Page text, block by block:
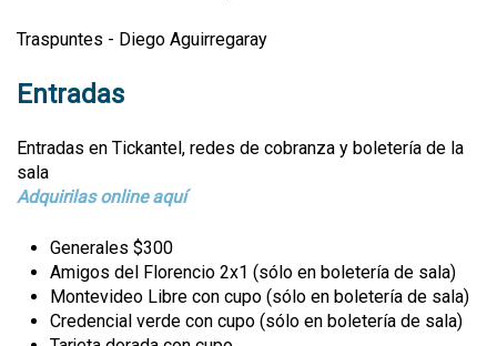
Traspuntes - Diego Aguirregaray​
Entradas
Entradas en Tickantel, redes de cobranza y boletería de la
sala
Adquirilas online aquí
Generales $300
Amigos del Florencio 2x1 (sólo en boletería de sala)
​​Montevideo Libre con cupo (sólo en boletería de sala)
Credencial verde con cupo (sólo en boletería de sala)